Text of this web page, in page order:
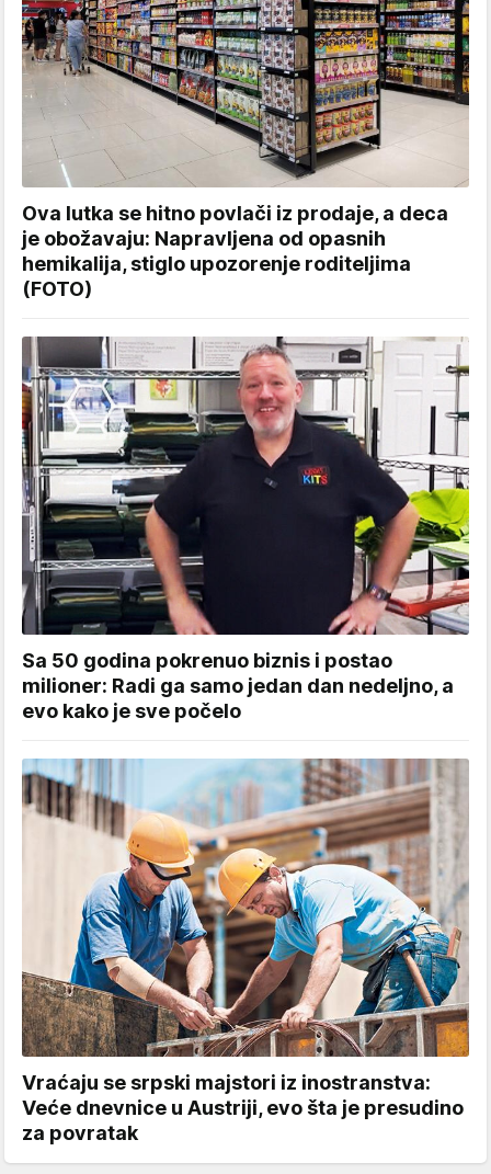
Ova lutka se hitno povlači iz prodaje, a deca
je obožavaju: Napravljena od opasnih
hemikalija, stiglo upozorenje roditeljima
(FOTO)
Sa 50 godina pokrenuo biznis i postao
milioner: Radi ga samo jedan dan nedeljno, a
evo kako je sve počelo
Vraćaju se srpski majstori iz inostranstva:
Veće dnevnice u Austriji, evo šta je presudino
za povratak